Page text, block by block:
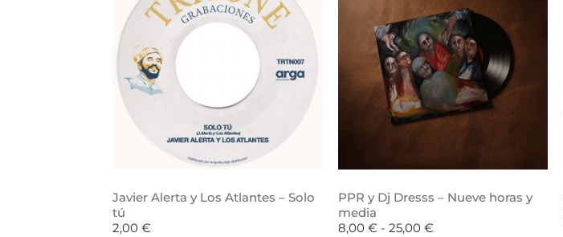
Javier Alerta y Los Atlantes – Solo
tú
2,00 €
PPR y Dj Dresss – Nueve horas y
media
8,00 € - 25,00 €